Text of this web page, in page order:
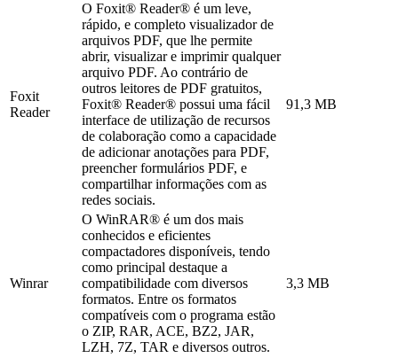
Foxit
Reader
O Foxit® Reader® é um leve,
rápido, e completo visualizador de
arquivos PDF, que lhe permite
abrir, visualizar e imprimir qualquer
arquivo PDF. Ao contrário de
outros leitores de PDF gratuitos,
Foxit® Reader® possui uma fácil
interface de utilização de recursos
de colaboração como a capacidade
de adicionar anotações para PDF,
preencher formulários PDF, e
compartilhar informações com as
redes sociais.
91,3 MB
Winrar
O WinRAR® é um dos mais
conhecidos e eficientes
compactadores disponíveis, tendo
como principal destaque a
compatibilidade com diversos
formatos. Entre os formatos
compatíveis com o programa estão
o ZIP, RAR, ACE, BZ2, JAR,
LZH, 7Z, TAR e diversos outros.
3,3 MB